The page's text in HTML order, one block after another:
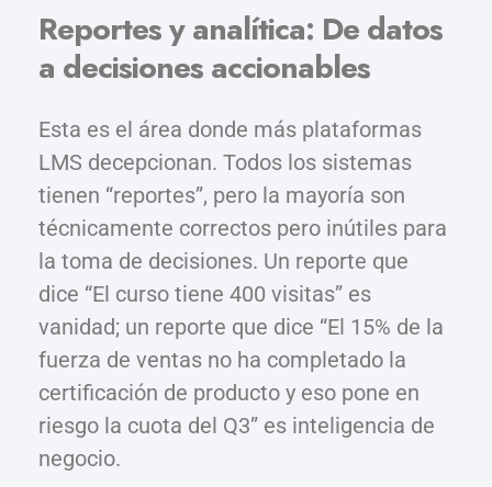
Reportes y analítica: De datos
a decisiones accionables
Esta es el área donde más plataformas
LMS decepcionan. Todos los sistemas
tienen “reportes”, pero la mayoría son
técnicamente correctos pero inútiles para
la toma de decisiones. Un reporte que
dice “El curso tiene 400 visitas” es
vanidad; un reporte que dice “El 15% de la
fuerza de ventas no ha completado la
certificación de producto y eso pone en
riesgo la cuota del Q3” es inteligencia de
negocio.